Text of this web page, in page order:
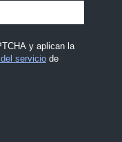
y aplican la
serviciode